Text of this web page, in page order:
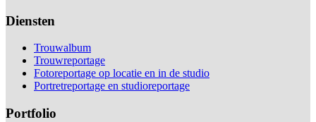
Diensten
Trouwalbum
Trouwreportage
Fotoreportage op locatie en in de studio
Portretreportage en studioreportage
Portfolio